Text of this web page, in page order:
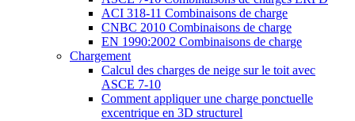
ACI 318-11 Combinaisons de charge
CNBC 2010 Combinaisons de charge
EN 1990:2002 Combinaisons de charge
Chargement
Calcul des charges de neige sur le toit avec
ASCE 7-10
Comment appliquer une charge ponctuelle
excentrique en 3D structurel